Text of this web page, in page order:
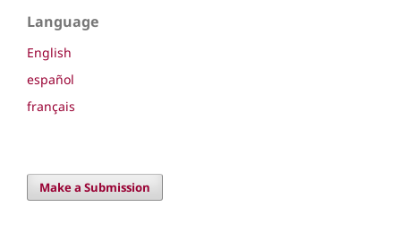
Language
English
español
français
Make a Submission